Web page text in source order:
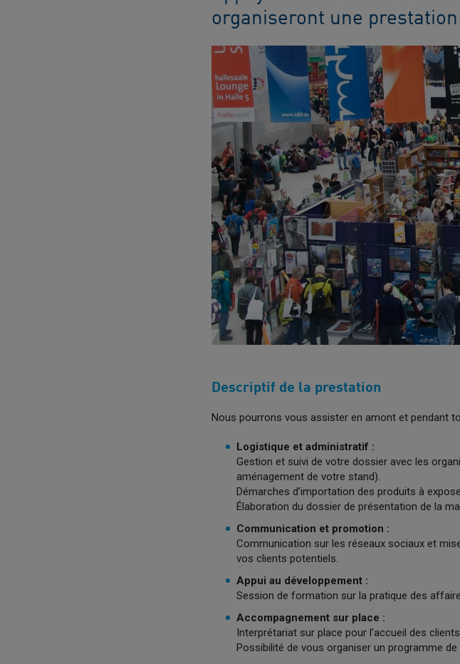
organiseront une
Descriptif de la prestation
Nous pourrons vous assister en amont et pendant
Logistique et administratif :
Gestion et suivi de votre dossier avec les
aménagement de votre stand).
Démarches d’importation des produits à
Élaboration du dossier de présentation de la
Communication et promotion :
Communication sur les réseaux sociaux et
vos clients potentiels.
Appui au développement :
Session de formation sur la pratique des
Accompagnement sur place :
Interprétariat sur place pour l’accueil des
Possibilité de vous organiser un programme de